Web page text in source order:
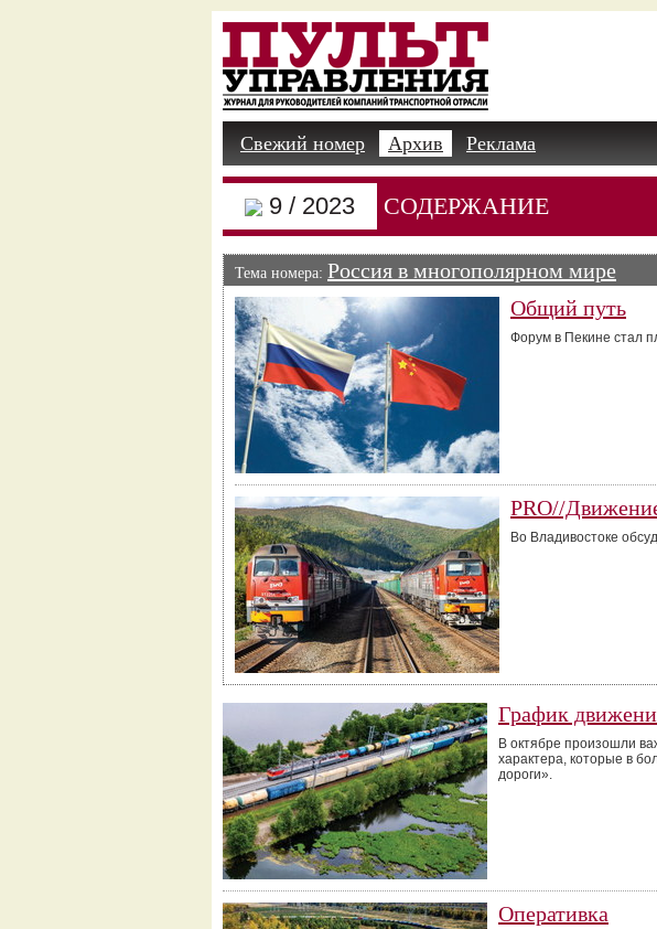
Свежий номер Архив Реклама
9 / 2023 СОДЕРЖАНИЕ
Тема номера: Россия в многополярном мире
Общий путь
Форум в Пекине стал
PRO//
Во Владивостоке
График
В октябре произошли
характера, которые в
дороги».
Оперативка